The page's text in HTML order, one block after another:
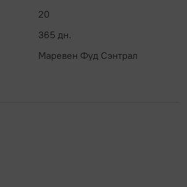
20
365 дн.
Маревен Фуд Сэнтрал